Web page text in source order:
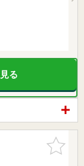
る
お気に入
りに追加